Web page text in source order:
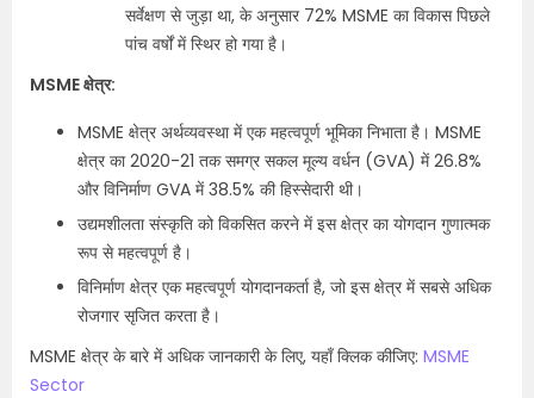
सर्वेक्षण से जुड़ा था, के अनुसार 72% MSME का विकास पिछले
पांच वर्षों में स्थिर हो गया है।
MSME क्षेत्र:
MSME क्षेत्र अर्थव्यवस्था में एक महत्वपूर्ण भूमिका निभाता है। MSME
क्षेत्र का 2020-21 तक समग्र सकल मूल्य वर्धन (GVA) में 26.8%
और विनिर्माण GVA में 38.5% की हिस्सेदारी थी।
उद्यमशीलता संस्कृति को विकसित करने में इस क्षेत्र का योगदान गुणात्मक
रूप से महत्वपूर्ण है।
विनिर्माण क्षेत्र एक महत्वपूर्ण योगदानकर्ता है, जो इस क्षेत्र में सबसे अधिक
रोजगार सृजित करता है।
MSME क्षेत्र के बारे में अधिक जानकारी के लिए, यहाँ क्लिक कीजिए: MSME
Sector